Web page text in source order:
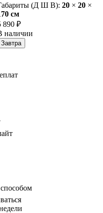
(Д Ш В): 20 × 20 ×
cм
890 ₽
наличии
Завтра